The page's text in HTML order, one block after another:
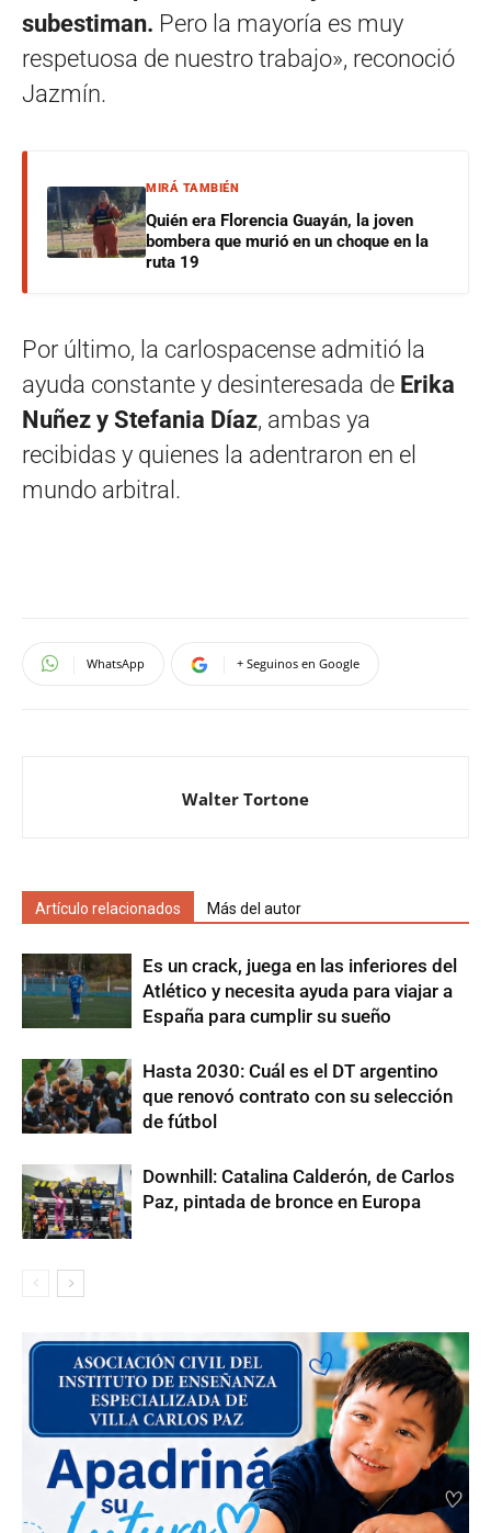
subestiman. Pero la mayoría es muy
respetuosa de nuestro trabajo», reconoció
Jazmín.
MIRÁ TAMBIÉN
Quién era Florencia Guayán, la joven
bombera que murió en un choque en la
ruta 19
Por último, la carlospacense admitió la
ayuda constante y desinteresada de Erika
Nuñez y Stefania Díaz, ambas ya
recibidas y quienes la adentraron en el
mundo arbitral.
WhatsApp + Seguinos en Google
Walter Tortone
Artículo relacionados Más del autor
Es un crack, juega en las inferiores del
Atlético y necesita ayuda para viajar a
España para cumplir su sueño
Hasta 2030: Cuál es el DT argentino
que renovó contrato con su selección
de fútbol
Downhill: Catalina Calderón, de Carlos
Paz, pintada de bronce en Europa